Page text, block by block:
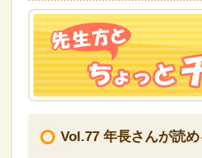
Vol.77 年長さんが読